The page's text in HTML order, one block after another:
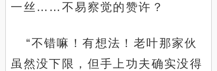
一丝……不易察觉的赞许？
“不错嘛！有想法！老叶那家伙
虽然没下限，但手上功夫确实没得